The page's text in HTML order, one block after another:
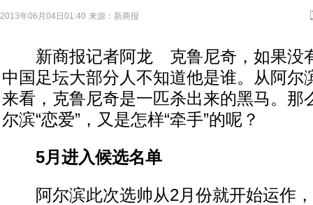
2013年06月04日01:40 来源： 新商报
新商报记者阿龙 克鲁尼奇，如果没
中国足坛大部分人不知道他是谁。从阿尔
来看，克鲁尼奇是一匹杀出来的黑马。那
尔滨“恋爱”，又是怎样“牵手”的呢？
5月进入候选名单
阿尔滨此次选帅从2月份就开始运作，